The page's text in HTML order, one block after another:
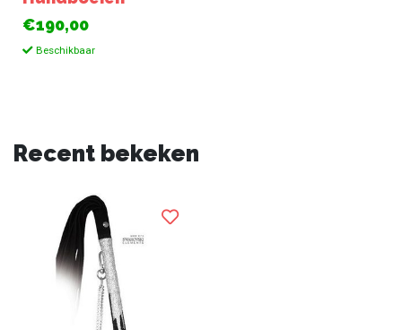
€190,00
Beschikbaar
Recent bekeken